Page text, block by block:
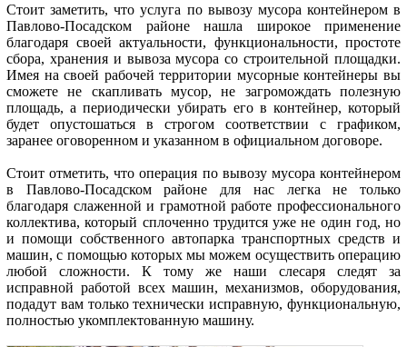
Стоит заметить, что услуга по вывозу мусора контейнером в
Павлово-Посадском районе нашла широкое применение
благодаря своей актуальности, функциональности, простоте
сбора, хранения и вывоза мусора со строительной площадки.
Имея на своей рабочей территории мусорные контейнеры вы
сможете не скапливать мусор, не загромождать полезную
площадь, а периодически убирать его в контейнер, который
будет опустошаться в строгом соответствии с графиком,
заранее оговоренном и указанном в официальном договоре.
Стоит отметить, что операция по вывозу мусора контейнером
в Павлово-Посадском районе для нас легка не только
благодаря слаженной и грамотной работе профессионального
коллектива, который сплоченно трудится уже не один год, но
и помощи собственного автопарка транспортных средств и
машин, с помощью которых мы можем осуществить операцию
любой сложности. К тому же наши слесаря следят за
исправной работой всех машин, механизмов, оборудования,
подадут вам только технически исправную, функциональную,
полностью укомплектованную машину.